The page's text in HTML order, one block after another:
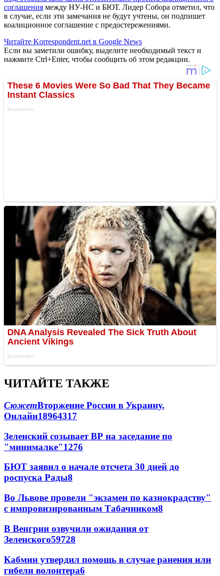
соглашения между НУ-НС и БЮТ. Лидер Собора отметил, что
в случае, если эти замечания не будут учтены, он подпишет
коалиционное соглашение с предостережениями.
Читайте Korrespondent.net в Google News
Если вы заметили ошибку, выделите необходимый текст и
нажмите Ctrl+Enter, чтобы сообщить об этом редакции.
ЧИТАЙТЕ ТАКЖЕ
СюжетВторжение России в Украину.
Онлайн18964317
Зеленский созывает ВР на заседание по
"минималке"1276
БЮТ заявил о начале отсчета 30 дней до
роспуска Рады8
Во Львове провели "экзамен по казнокрадству"
с импровизированным Табачником8
В Венгрии озвучили ожидания от
Зеленского59728
Кабмин утвердил помощь в случае ранения или
гибели волонтера6